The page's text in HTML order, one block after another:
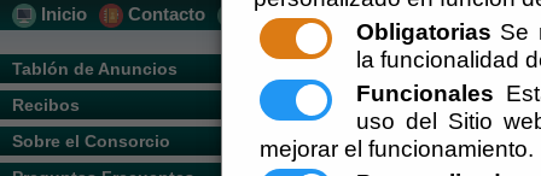
Obligatorias Se
la funcionalidad
Funcionales
uso del Sitio
mejorar el funcionamiento.
Inicio Contacto Localización
Tablón de Anuncios
Recibos
Sobre el Consorcio
Usted se encuentra aquí:Inicio // Quién
Escuchar